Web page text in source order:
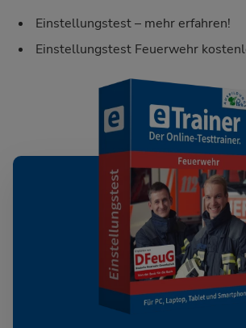
Einstellungstest – mehr erfahren!
Einstellungstest Feuerwehr